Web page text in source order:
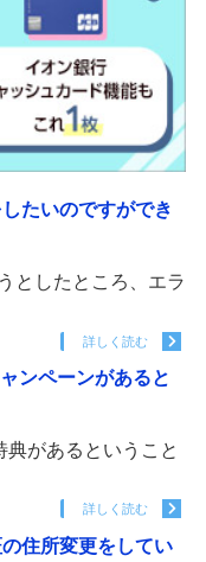
たいのですができ
としたところ、エラ
詳しく読む
ンペーンがあると
があるということ
詳しく読む
住所変更をしてい